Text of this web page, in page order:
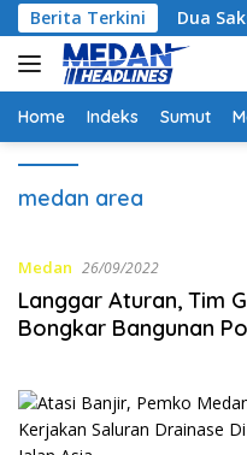
Langsung
ke
konten
Berita Terkini
Dua Saksi Kunci
Home Indeks Sumut
medan area
Medan 26/09/2022
Langgar Aturan, Tim
Bongkar Bangunan